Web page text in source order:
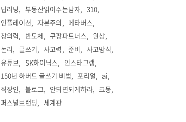
딥러닝
부동산읽어주는남자
310
인플레이션
자본주의
메타버스
창의력
반도체 쿠팡파트너스
원삼
논리
글쓰기 사고력 준비
사고방식
유튜브
SK하이닉스
인스타그램
150년 하버드 글쓰기 비법
포리얼
ai
직장인
블로그 안되면되게하라
크몽
퍼스널브랜딩
세계관